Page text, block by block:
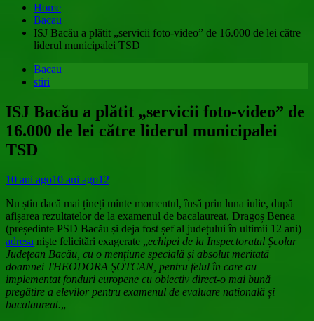
Home
Bacau
ISJ Bacău a plătit „servicii foto-video” de 16.000 de lei către
liderul municipalei TSD
Bacau
stiri
ISJ Bacău a plătit „servicii foto-video” de
16.000 de lei către liderul municipalei
TSD
10 ani ago10 ani ago12
Nu știu dacă mai țineți minte momentul, însă prin luna iulie, după
afișarea rezultatelor de la examenul de bacalaureat, Dragoș Benea
(președinte PSD Bacău și deja fost șef al județului în ultimii 12 ani)
adresa niște felicitări exagerate „echipei de la Inspectoratul Școlar
Județean Bacău, cu o mențiune specială și absolut meritată
doamnei THEODORA ȘOTCAN, pentru felul în care au
implementat fonduri europene cu obiectiv direct-o mai bună
pregătire a elevilor pentru examenul de evaluare natională și
bacalaureat.„